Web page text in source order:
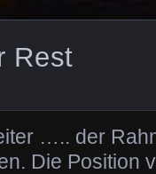
Rest
….. der
Die Position